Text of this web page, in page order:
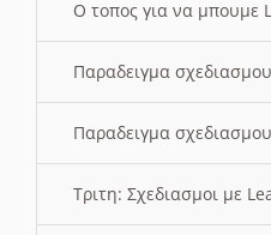
O τοπος για να μπουμε
Παραδειγμα
Παραδειγμα
Τριτη: Σχεδιασμοι με